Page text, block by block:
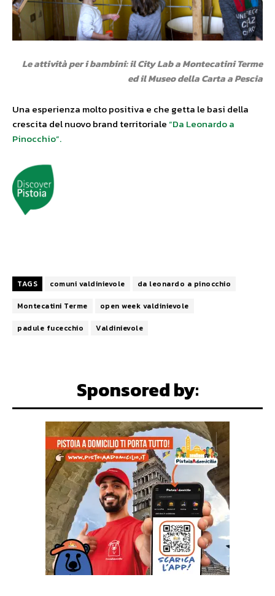
Le attività per i bambini: il City Lab a Montecatini Terme
ed il Museo della Carta a Pescia
Una esperienza molto positiva e che getta le basi della
crescita del nuovo brand territoriale“Da Leonardo a
Pinocchio”.
TAGS comuni valdinievole
da leonardo a pinocchio
Montecatini Terme
open week valdinievole
padule fucecchio
Valdinievole
Sponsored by: